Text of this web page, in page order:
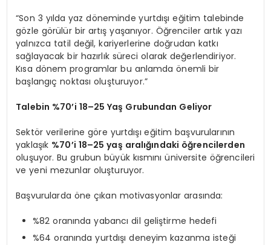
“Son 3 yılda yaz döneminde yurtdışı eğitim talebinde
gözle görülür bir artış yaşanıyor. Öğrenciler artık yazı
yalnızca tatil değil, kariyerlerine doğrudan katkı
sağlayacak bir hazırlık süreci olarak değerlendiriyor.
Kısa dönem programlar bu anlamda önemli bir
başlangıç noktası oluşturuyor.”
Talebin %70’i 18–25 Yaş Grubundan Geliyor
Sektör verilerine göre yurtdışı eğitim başvurularının
yaklaşık %70’i 18–25 yaş aralığındaki öğrencilerden
oluşuyor. Bu grubun büyük kısmını üniversite öğrencileri
ve yeni mezunlar oluşturuyor.
Başvurularda öne çıkan motivasyonlar arasında:
%82 oranında yabancı dil geliştirme hedefi
%64 oranında yurtdışı deneyim kazanma isteği